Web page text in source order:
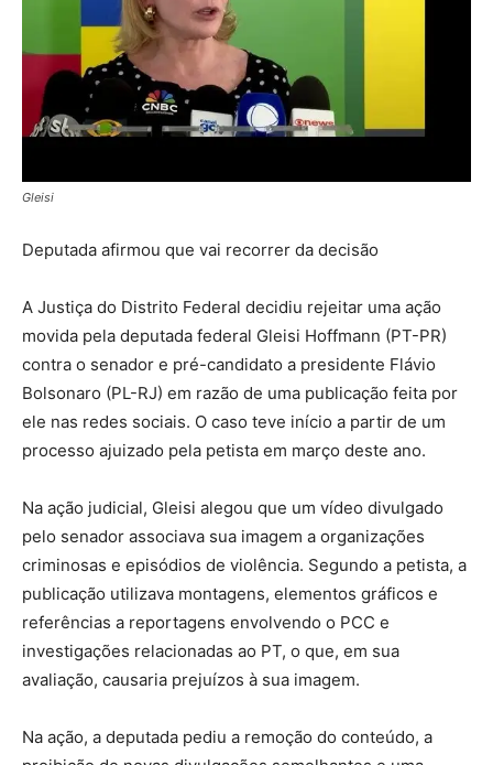
Gleisi
Deputada afirmou que vai recorrer da decisão
A Justiça do Distrito Federal decidiu rejeitar uma ação
movida pela deputada federal Gleisi Hoffmann (PT-PR)
contra o senador e pré-candidato a presidente Flávio
Bolsonaro (PL-RJ) em razão de uma publicação feita por
ele nas redes sociais. O caso teve início a partir de um
processo ajuizado pela petista em março deste ano.
Na ação judicial, Gleisi alegou que um vídeo divulgado
pelo senador associava sua imagem a organizações
criminosas e episódios de violência. Segundo a petista, a
publicação utilizava montagens, elementos gráficos e
referências a reportagens envolvendo o PCC e
investigações relacionadas ao PT, o que, em sua
avaliação, causaria prejuízos à sua imagem.
Na ação, a deputada pediu a remoção do conteúdo, a